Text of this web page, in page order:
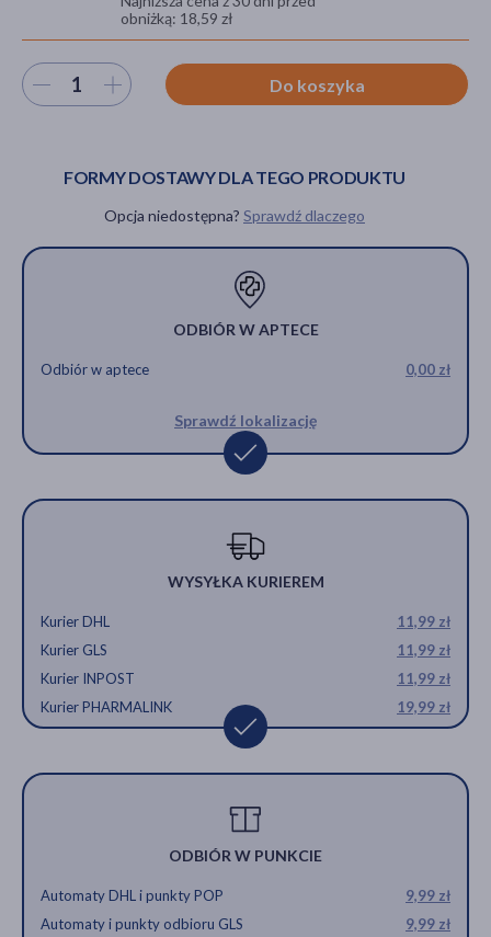
obniżką: 18,59 zł
Wybierz ilość Do koszyka
FORMY DOSTAWY DLA TEGO PRODUKTU
Opcja niedostępna? Sprawdź dlaczego
ODBIÓR W APTECE
Odbiór w aptece 0,00 zł
Sprawdź lokalizację
WYSYŁKA KURIEREM
Kurier DHL
11,99 zł
Kurier GLS
11,99 zł
Kurier INPOST
11,99 zł
Kurier PHARMALINK
19,99 zł
ODBIÓR W PUNKCIE
Automaty DHL i punkty POP
9,99 zł
Automaty i punkty odbioru GLS
9,99 zł